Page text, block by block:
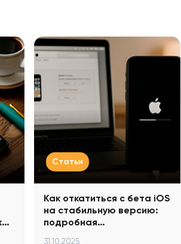
Статьи
Как откатиться с бета iOS
на стабильную версию:
подробная…
31.10.2025